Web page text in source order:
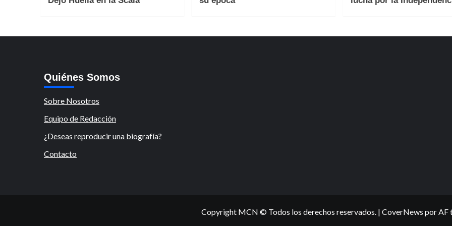
Quiénes Somos
Sobre Nosotros
Equipo de Redacción
¿Deseas reproducir una biografía?
Contacto
Copyright MCN © Todos los derechos reservados. | CoverNews por AF